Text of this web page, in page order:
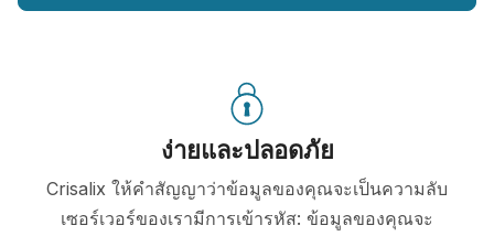
ง่ายและปลอดภัย
Crisalix ให้คำสัญญาว่าข้อมูลของคุณจะเป็นความลับ
เซอร์เวอร์ของเรามีการเข้ารหัส: ข้อมูลของคุณจะ